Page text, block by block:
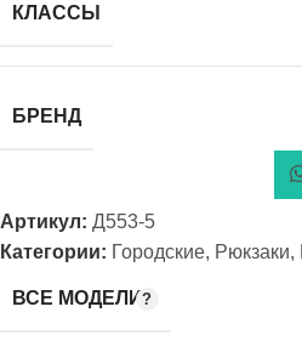
КЛАССЫ
БРЕНД
Артикул: Д553-5
Категории: Городские, Рюкзаки,
ВСЕ МОДЕЛИ